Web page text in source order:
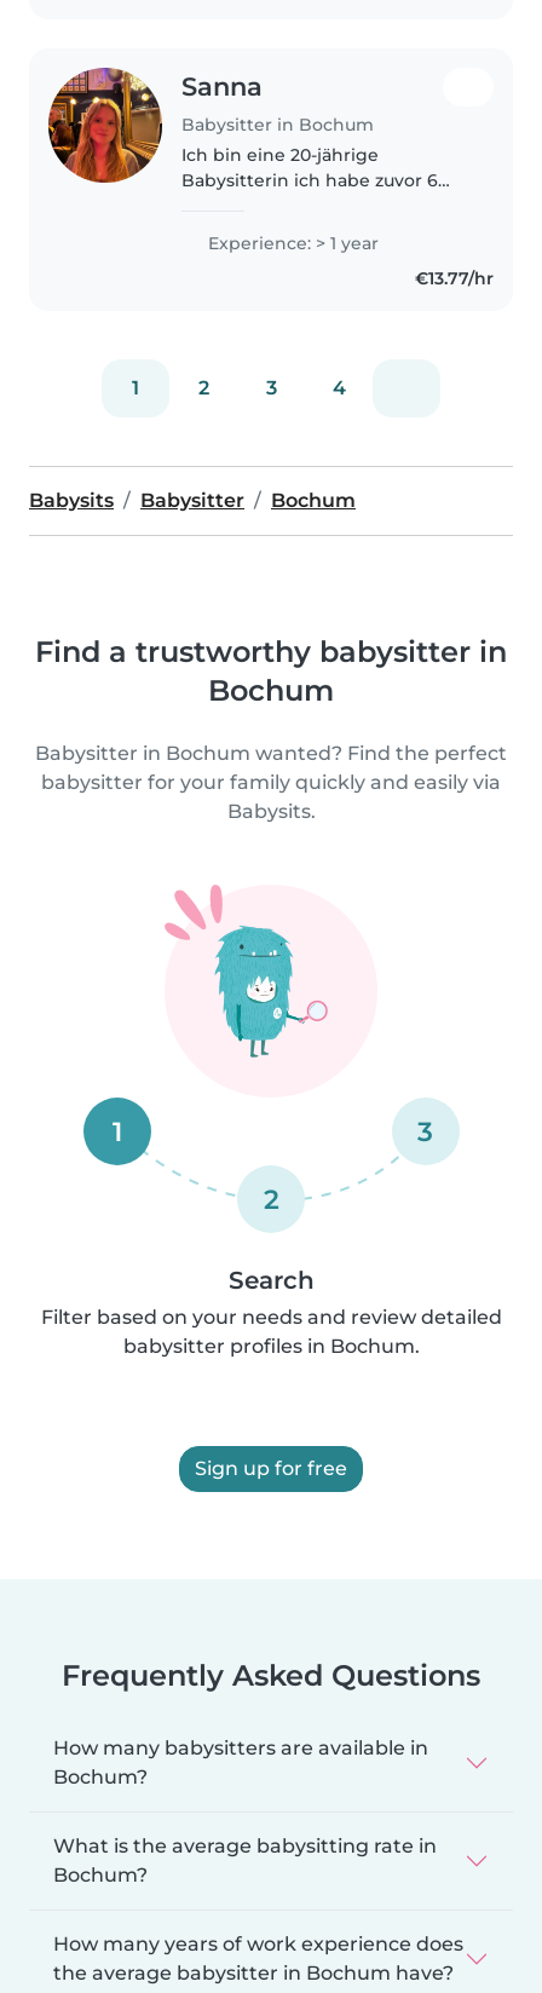
Sanna
Babysitter in Bochum
Ich bin eine 20-jährige
Babysitterin ich habe zuvor 6
ausgeholfen und dort
Kindergarten Kinder and
Experience: > 1 year
€13.77/hr
1 2 3 4
Babysits Babysitter Bochum
Find a trustworthy babysitter in
Bochum
Babysitter in Bochum wanted? Find the perfect
babysitter for your family quickly and easily via
Babysits.
1
2
3
Search
Filter based on your needs and review detailed
babysitter profiles in Bochum.
Sign up for free
Frequently Asked Questions
How many babysitters are available in
Bochum?
What is the average babysitting rate in
Bochum?
How many years of work experience does
the average babysitter in Bochum have?